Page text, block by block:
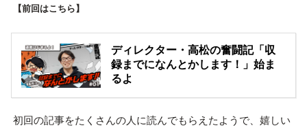
【前回はこちら】
ディレクター・高松の奮闘記「収
録までになんとかします！」始ま
るよ
初回の記事をたくさんの人に読んでもらえたようで、嬉しい